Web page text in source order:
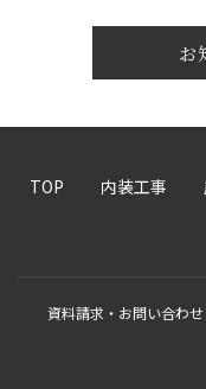
お
TOP 内装工事
資料請求・お問い合わせ